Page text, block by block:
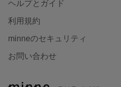
ヘルプとガイド
利用規約
minneのセキュリティ
お問い合わせ